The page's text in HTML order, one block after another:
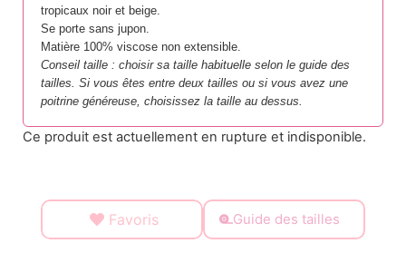
tropicaux noir et beige.
Se porte sans jupon.
Matière 100% viscose non extensible.
Conseil taille : choisir sa taille habituelle selon le guide des
tailles. Si vous êtes entre deux tailles ou si vous avez une
poitrine généreuse, choisissez la taille au dessus.
Ce produit est actuellement en rupture et indisponible.
Favoris Guide des tailles